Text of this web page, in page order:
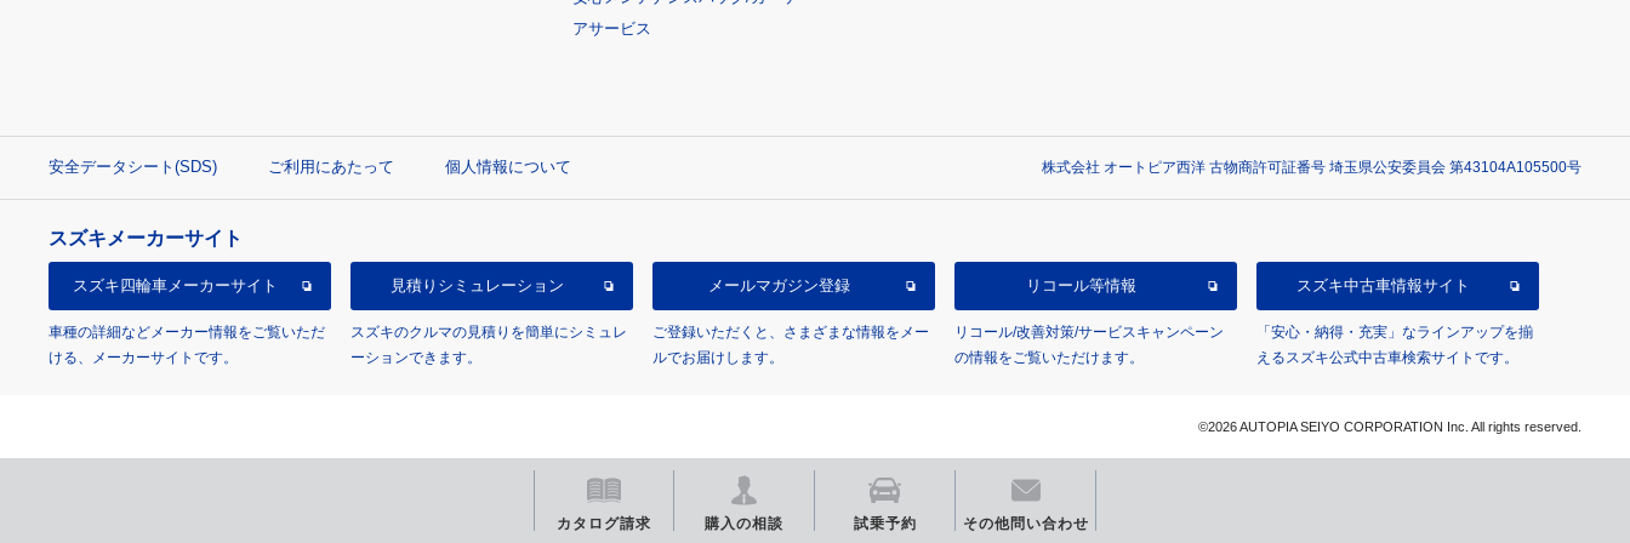
カタログ請求 購入の相談 試乗予約 その他問い合わせ
アサービス
安全データシート(SDS) ご利用にあたって 個人情報について 株式会社 オートピア西洋 古物商許可証番号 埼玉県公安委員会 第43104A105500号
スズキメーカーサイト
スズキ四輪車メーカーサイト
車種の詳細などメーカー情報をご覧いただ
ける、メーカーサイトです。
見積り シミュレーション
スズキのクルマの見積りを簡単にシミュレ
ーションできます。
メールマガジン登録
ご登録いただくと、さまざまな情報をメー
ルでお届けします。
リコール等情報
リコール/改善対策/サービスキャンペーン
の情報をご覧いただけます。
スズキ中古車情報サイト
「安心・納得・充実」なラインアップを揃
えるスズキ公式中古車検索サイトです。
©2026 AUTOPIA SEIYO CORPORATION Inc. All rights reserved.